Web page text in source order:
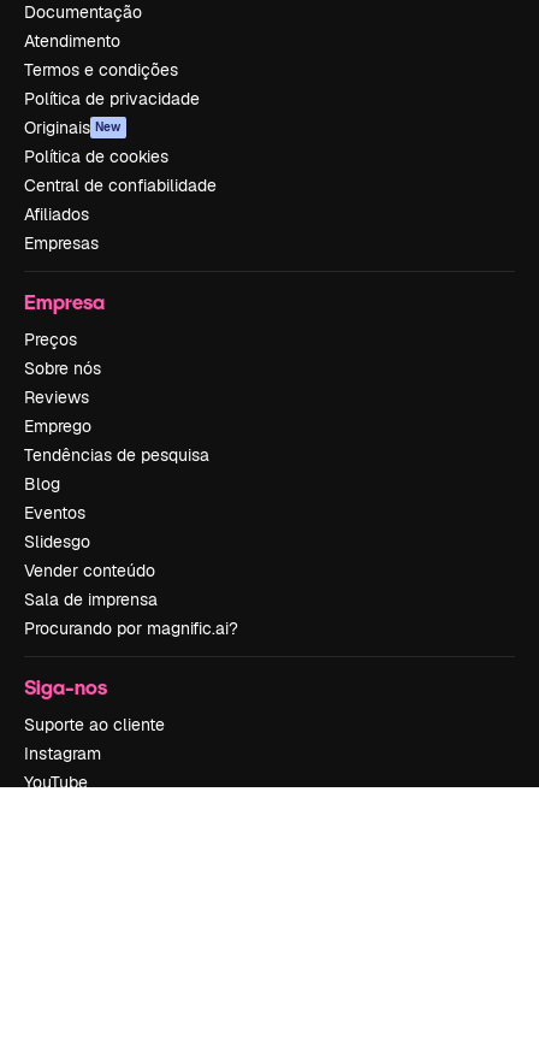
Documentação
Atendimento
Termos e condições
Política de privacidade
Originais New
Política de cookies
Central de confiabilidade
Afiliados
Empresas
Empresa
Preços
Sobre nós
Reviews
Emprego
Tendências de pesquisa
Blog
Eventos
Slidesgo
Vender conteúdo
Sala de imprensa
Procurando por magnific.ai?
Siga-nos
Suporte ao cliente
Instagram
YouTube